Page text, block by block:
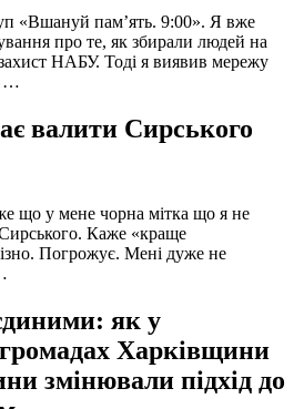
«Вшануй пам’ять. 9:00». Я вже
про те, як збирали людей на
НАБУ. Тоді я виявив мережу
…
валити Сирського
що у мене чорна мітка що я не
Каже «краще
Погрожує. Мені дуже не
як у
Харківщини
змінювали підхід до